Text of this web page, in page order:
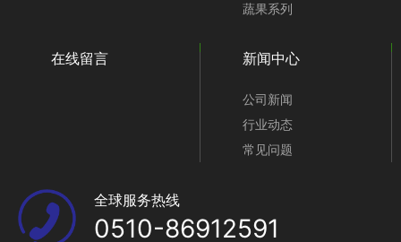
蔬果系列
在线留言 新闻中心
公司新闻
行业动态
常见问题
全球服务热线
0510-86912591